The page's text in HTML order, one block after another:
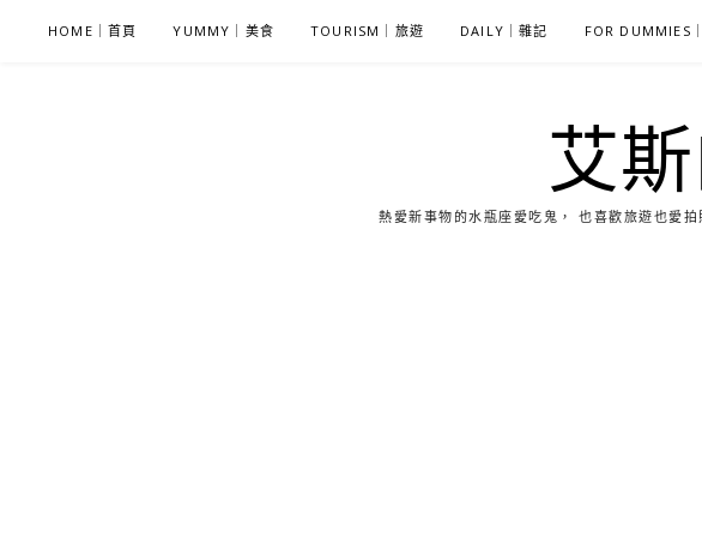
HOME｜首頁 YUMMY｜美食 TOURISM｜旅遊 DAILY｜雜記 FOR DUMMIES
艾
熱愛新事物的水瓶座愛吃鬼， 也喜歡旅遊也愛